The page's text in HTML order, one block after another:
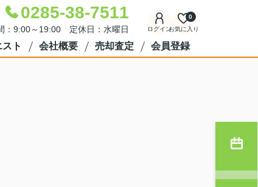
0285-38-7511
：9:00～19:00 定休日：水曜日 ログインお気に入り
0
ト 会社概要 売却査定 会員登録